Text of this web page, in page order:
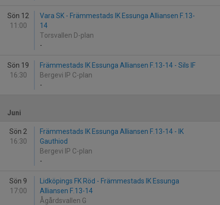
Sön 12
11:00
Vara SK - Främmestads IK Essunga Alliansen F.13-
14
Torsvallen D-plan
-
Sön 19
16:30
Främmestads IK Essunga Alliansen F.13-14 - Sils IF
Bergevi IP C-plan
-
Juni
Sön 2
16:30
Främmestads IK Essunga Alliansen F.13-14 - IK
Gauthiod
Bergevi IP C-plan
-
Sön 9
17:00
Lidköpings FK Röd - Främmestads IK Essunga
Alliansen F.13-14
Ågårdsvallen G